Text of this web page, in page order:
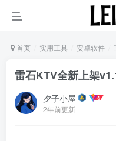
首页 实用工具 安卓软件
雷石KTV全新上架
夕子小屋
2年前更新